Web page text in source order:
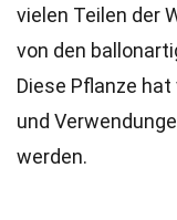
vielen Teilen der
von den
Diese Pflanze
und
werden.